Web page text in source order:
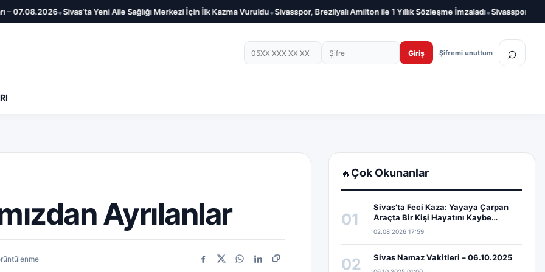
07.08.2026•Sivas’ta Yeni Aile Sağlığı Merkezi İçin İlk Kazma Vuruldu•Sivasspor, Brezilyalı Amilton ile 1 Yıllık Sözleşme İmzaladı•Sivasspor, Salih
Telefon numarası Şifre Giriş Şifremi unuttum ⌕
Ayrılanlar
Facebook
X WhatsApp
LinkedInBağlantıyı kopyala
🔥 Çok Okunanlar
01
Sivas’ta Feci Kaza: Yayaya Çarpan
Araçta Bir Kişi Hayatını Kaybe…
02.08.2026 17:59
02 Sivas Namaz Vakitleri – 06.10.2025